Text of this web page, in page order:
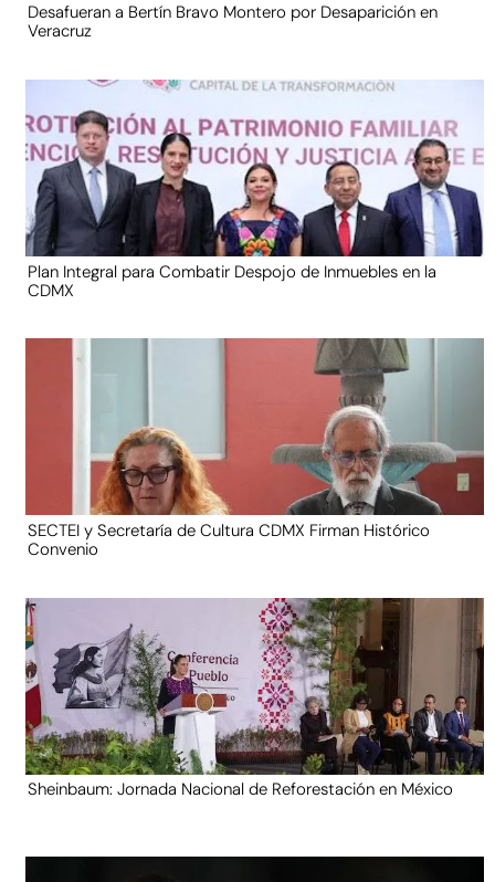
Desafueran a Bertín Bravo Montero por Desaparición en
Veracruz
Plan Integral para Combatir Despojo de Inmuebles en la
CDMX
SECTEI y Secretaría de Cultura CDMX Firman Histórico
Convenio
Sheinbaum: Jornada Nacional de Reforestación en México